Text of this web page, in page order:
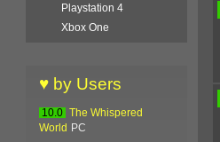
Playstation 4
Xbox One
♥ by Users
10.0
The Whispered
World
PC